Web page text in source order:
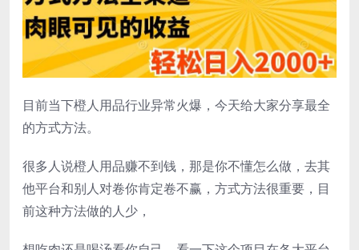
目前当下橙人用品行业异常火爆，今天给大家分享最全
的方式方法。
很多人说橙人用品赚不到钱，那是你不懂怎么做，去其
他平台和别人对卷你肯定卷不赢，方式方法很重要，目
前这种方法做的人少，